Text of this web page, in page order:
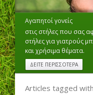
Αγαπητοί γονείς
στις στήλες που σας
στήλες για γιατρούς
και χρήσιμα θέματα.
ΔΕΙΤΕ ΠΕΡΙΣΣΟΤΕΡΑ
Articles tagged